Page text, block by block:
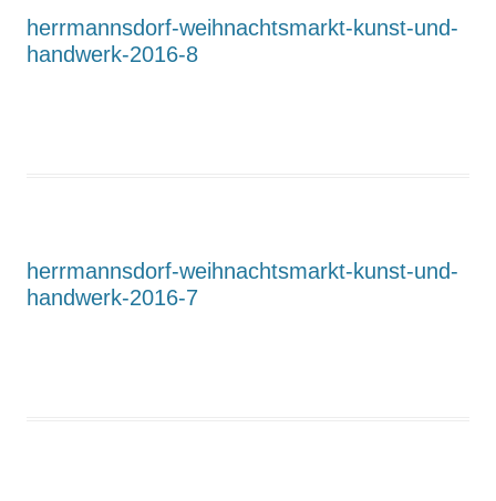
herrmannsdorf-weihnachtsmarkt-kunst-und-
handwerk-2016-8
herrmannsdorf-weihnachtsmarkt-kunst-und-
handwerk-2016-7